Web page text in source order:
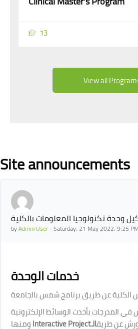
13
View all
Blocks
Site announcements
byAdmin User-Saturday, 21 May 2022, 9:25 PM
خدمات الوحدة
الكلية عن طريق برنامج شمس بالجامعة
المدرجات بأحدث الوسائط الإلكترونية
ومنهاInteractive Project عن طريقالـ